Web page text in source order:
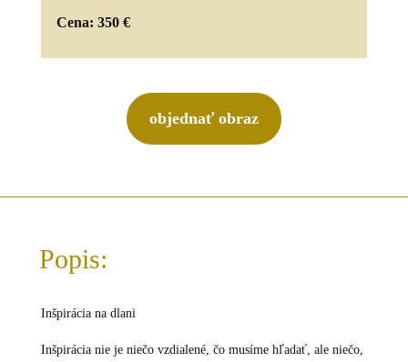
Cena: 350 €
objednať obraz
Popis:
Inšpirácia na dlani
Inšpirácia nie je niečo vzdialené, čo musíme hľadať, ale niečo,